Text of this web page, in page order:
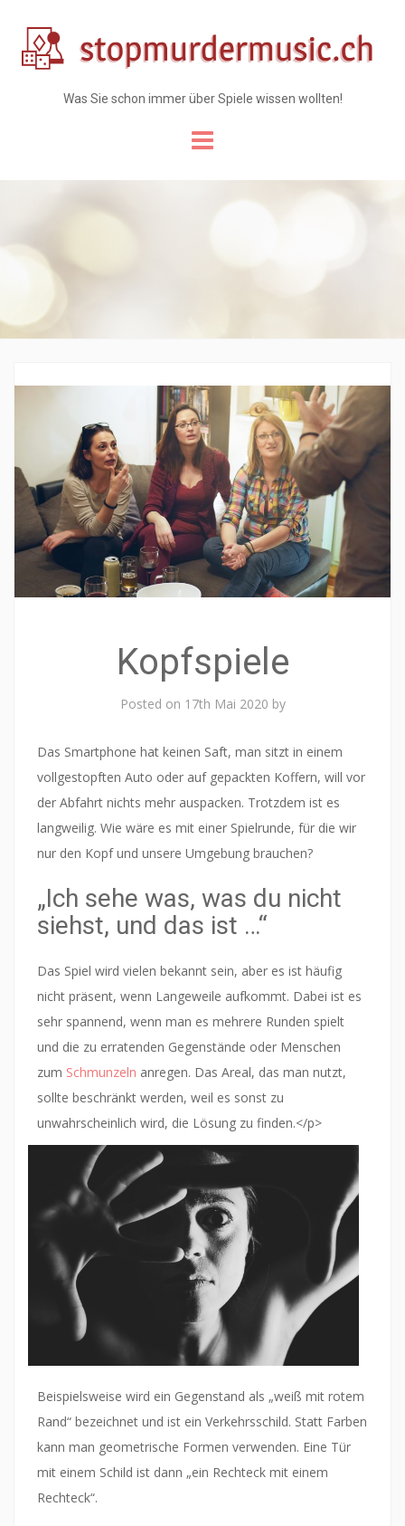
Was Sie schon immer über Spiele wissen wollten!
Kopfspiele
Posted on 17th Mai 2020 by
Das Smartphone hat keinen Saft, man sitzt in einem
vollgestopften Auto oder auf gepackten Koffern, will vor
der Abfahrt nichts mehr auspacken. Trotzdem ist es
langweilig. Wie wäre es mit einer Spielrunde, für die wir
nur den Kopf und unsere Umgebung brauchen?
„Ich sehe was, was du nicht
siehst, und das ist …“
Das Spiel wird vielen bekannt sein, aber es ist häufig
nicht präsent, wenn Langeweile aufkommt. Dabei ist es
sehr spannend, wenn man es mehrere Runden spielt
und die zu erratenden Gegenstände oder Menschen
zum Schmunzeln anregen. Das Areal, das man nutzt,
sollte beschränkt werden, weil es sonst zu
unwahrscheinlich wird, die Lösung zu finden.</p>
Beispielsweise wird ein Gegenstand als „weiß mit rotem
Rand“ bezeichnet und ist ein Verkehrsschild. Statt Farben
kann man geometrische Formen verwenden. Eine Tür
mit einem Schild ist dann „ein Rechteck mit einem
Rechteck“.